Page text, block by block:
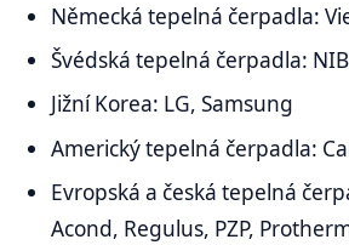
Německá tepelná čerpadla:
Švédská tepelná čerpadla:
Jižní Korea: LG, Samsung
Americký tepelná čerpadla:
Evropská a česká tepelná
Acond, Regulus, PZP,